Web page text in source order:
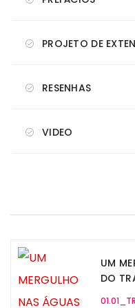
PROJETO DE
RESENHAS
VIDEO
UM
DO